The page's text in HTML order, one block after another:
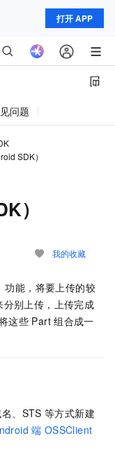
打开 APP
问题
SDK）
）
我的收藏
能，将要上传的较
别上传，上传完成
这些 Part 组合成一
、STS 等方式新建
端 OSSClient